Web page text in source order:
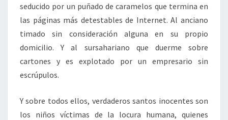
seducido por un puñado de caramelos que termina en
las páginas más detestables de Internet. Al anciano
timado sin consideración alguna en su propio
domicilio. Y al sursahariano que duerme sobre
cartones y es explotado por un empresario sin
escrúpulos.
Y sobre todos ellos, verdaderos santos inocentes son
los niños víctimas de la locura humana, quienes